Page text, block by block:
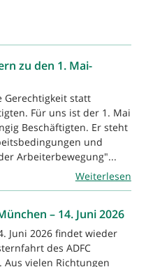
zu den 1. Mai-
Gerechtigkeit statt
Für uns ist der 1. Mai
Beschäftigten. Er steht
und
Arbeiterbewegung"...
Weiterlesen
– 14. Juni 2026
Juni 2026 findet wieder
des ADFC
Aus vielen Richtungen